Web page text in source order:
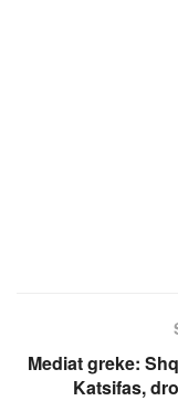
Mediat greke:
Katsifas,